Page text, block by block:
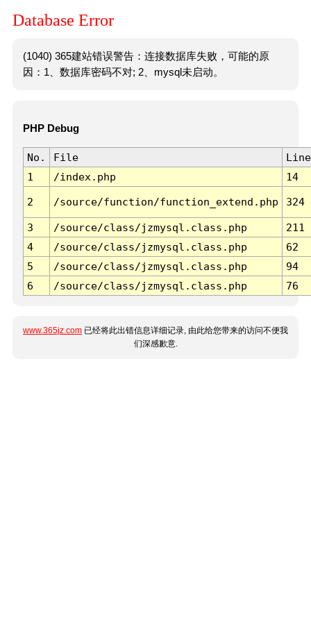
Database Error
(1040) 365建站错误警告：连接数据库失败，可能的原
因：1、数据库密码不对; 2、mysql未启动。
PHP Debug
No. File
Line
1
/index.php 14
2 /source/function/function_extend.php 324
3 /source/class/jzmysql.class.php
211
4
/source/class/jzmysql.class.php
62
5
/source/class/jzmysql.class.php
94
6
/source/class/jzmysql.class.php 76
www.365jz.com 已经将此出错信息详细记录, 由此给您带来的访问不便我
们深感歉意.